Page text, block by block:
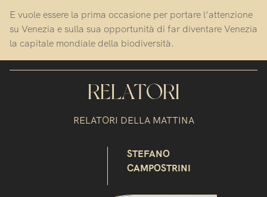
E vuole essere la prima occasione per portare l’attenzione
su Venezia e sulla sua opportunità di far diventare Venezia
la capitale mondiale della biodiversità.
RELATORI
RELATORI DELLA MATTINA
STEFANO
CAMPOSTRINI